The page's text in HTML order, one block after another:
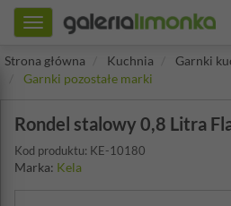
Toggle
navigation
Strona główna
Kuchnia
Garnki
Garnki pozostałe marki
Rondel stalowy 0,8 Litra
Kod produktu: KE-10180
Marka: Kela